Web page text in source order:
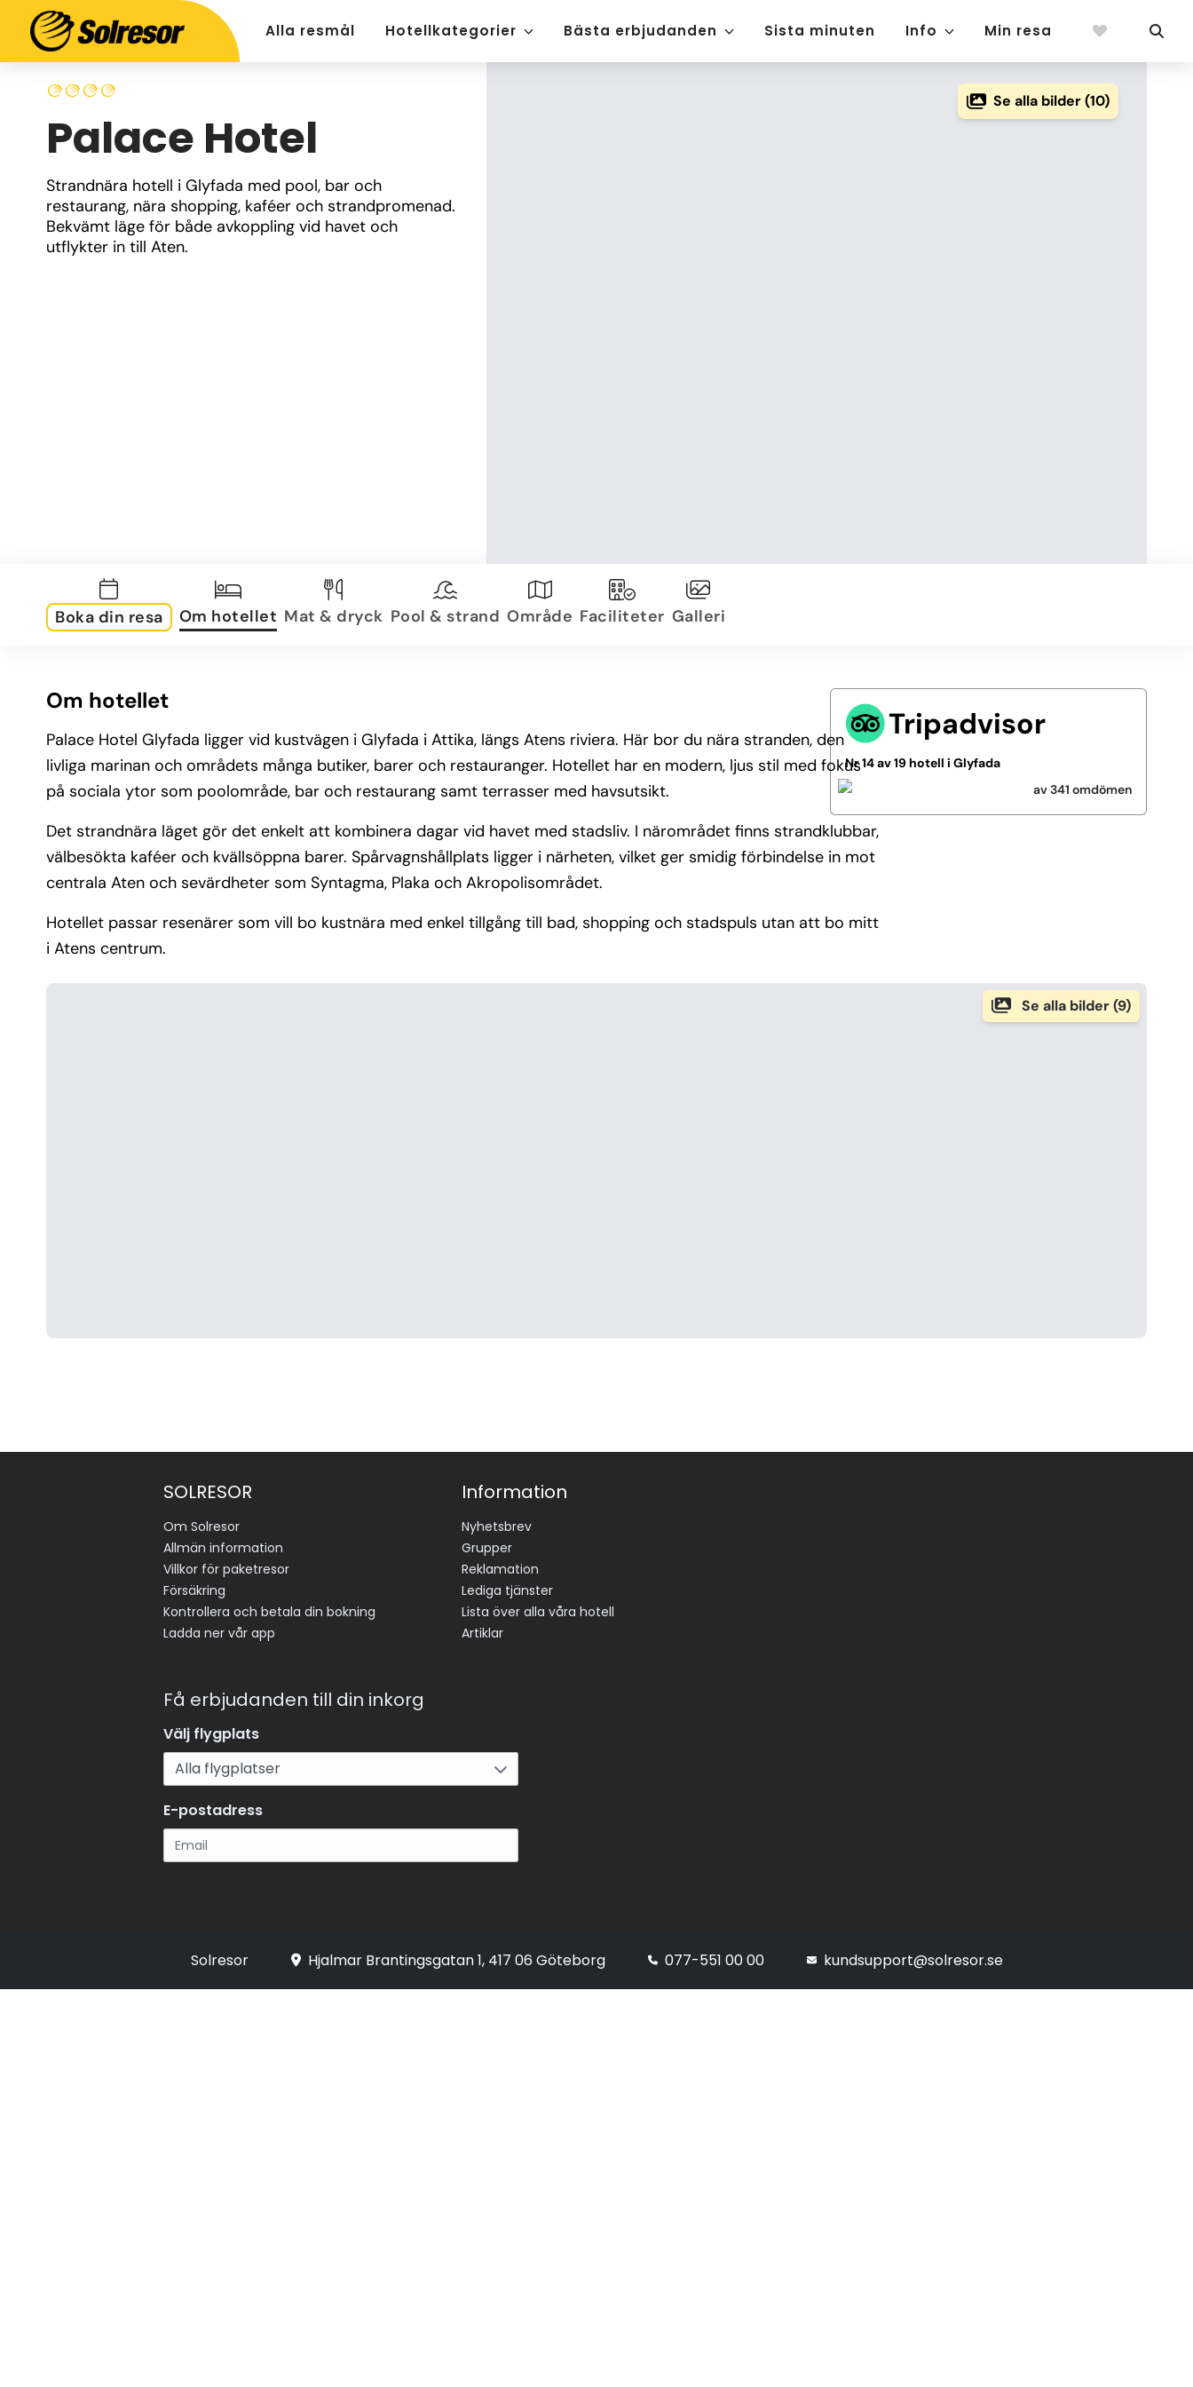
Alla resmål Hotellkategorier Bästa erbjudanden Sista minuten Info Min resa
Palace Hotel
Strandnära hotell i Glyfada med pool, bar och
restaurang, nära shopping, kaféer och strandpromenad.
Bekvämt läge för både avkoppling vid havet och
utflykter in till Aten.
Se alla bilder (10)
Boka din resa Om hotellet Mat & dryck Pool & strand Område Faciliteter Galleri
Om hotellet
Palace Hotel Glyfada ligger vid kustvägen i Glyfada i Attika, längs Atens riviera. Här bor du nära stranden, den
livliga marinan och områdets många butiker, barer och restauranger. Hotellet har en modern, ljus stil med fokus
på sociala ytor som poolområde, bar och restaurang samt terrasser med havsutsikt.
Det strandnära läget gör det enkelt att kombinera dagar vid havet med stadsliv. I närområdet finns strandklubbar,
välbesökta kaféer och kvällsöppna barer. Spårvagnshållplats ligger i närheten, vilket ger smidig förbindelse in mot
centrala Aten och sevärdheter som Syntagma, Plaka och Akropolisområdet.
Hotellet passar resenärer som vill bo kustnära med enkel tillgång till bad, shopping och stadspuls utan att bo mitt
i Atens centrum.
Tripadvisor
Nr 14 av 19 hotell i Glyfada
av 341 omdömen
Se alla bilder (9)
SOLRESOR
Om Solresor
Allmän information
Villkor för paketresor
Försäkring
Kontrollera och betala din bokning
Ladda ner vår app
Information
Nyhetsbrev
Grupper
Reklamation
Lediga tjänster
Lista över alla våra hotell
Artiklar
Få erbjudanden till din inkorg
Välj flygplats
E-postadress
Solresor Hjalmar Brantingsgatan 1, 417 06 Göteborg 077-551 00 00 kundsupport@solresor.se